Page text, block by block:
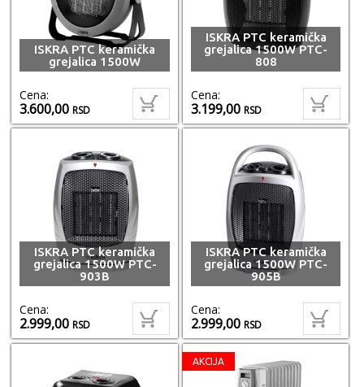
ISKRA PTC keramička
grejalica 1500W
Cena:
3.600,00RSD
ISKRA PTC keramička
grejalica 1500W PTC-
808
Cena:
3.199,00RSD
ISKRA PTC keramička
grejalica 1500W PTC-
903B
Cena:
2.999,00RSD
ISKRA PTC keramička
grejalica 1500W PTC-
905B
Cena:
2.999,00RSD
AKCIJA